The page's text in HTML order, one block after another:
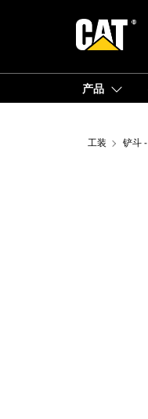
产品
工装 铲斗